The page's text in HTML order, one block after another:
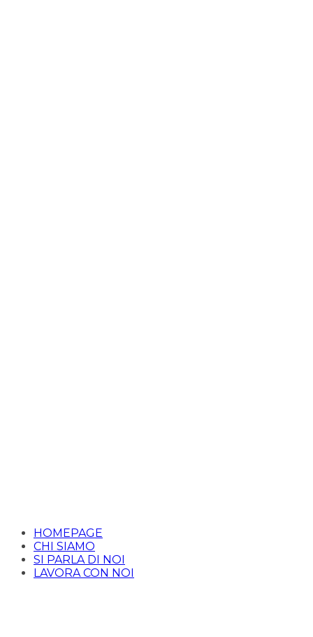
HOMEPAGE
CHI SIAMO
SI PARLA DI NOI
LAVORA CON NOI